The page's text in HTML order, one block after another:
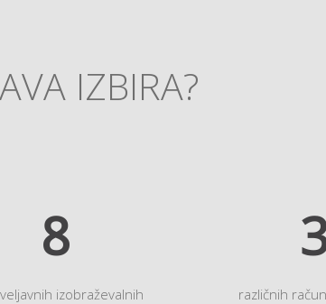
IZBIRA?
9
izobraževalnih
različnih